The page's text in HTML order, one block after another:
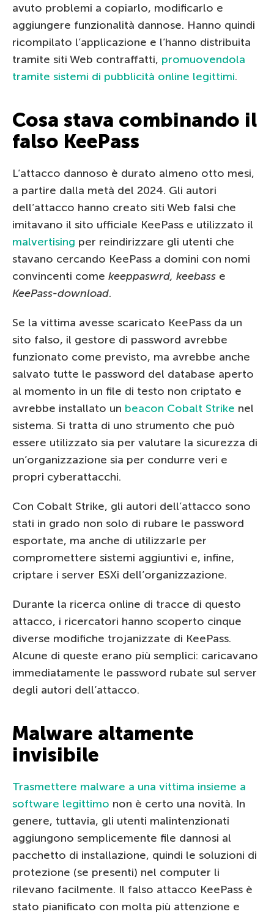
avuto problemi a copiarlo, modificarlo e
aggiungere funzionalità dannose. Hanno quindi
ricompilato l’applicazione e l’hanno distribuita
tramite siti Web contraffatti, promuovendola
tramite sistemi di pubblicità online legittimi.
Cosa stava combinando il
falso KeePass
L’attacco dannoso è durato almeno otto mesi,
a partire dalla metà del 2024. Gli autori
dell’attacco hanno creato siti Web falsi che
imitavano il sito ufficiale KeePass e utilizzato il
malvertising per reindirizzare gli utenti che
stavano cercando KeePass a domini con nomi
convincenti come keeppaswrd, keebass e
KeePass-download.
Se la vittima avesse scaricato KeePass da un
sito falso, il gestore di password avrebbe
funzionato come previsto, ma avrebbe anche
salvato tutte le password del database aperto
al momento in un file di testo non criptato e
avrebbe installato un beacon Cobalt Strike nel
sistema. Si tratta di uno strumento che può
essere utilizzato sia per valutare la sicurezza di
un’organizzazione sia per condurre veri e
propri cyberattacchi.
Con Cobalt Strike, gli autori dell’attacco sono
stati in grado non solo di rubare le password
esportate, ma anche di utilizzarle per
compromettere sistemi aggiuntivi e, infine,
criptare i server ESXi dell’organizzazione.
Durante la ricerca online di tracce di questo
attacco, i ricercatori hanno scoperto cinque
diverse modifiche trojanizzate di KeePass.
Alcune di queste erano più semplici: caricavano
immediatamente le password rubate sul server
degli autori dell’attacco.
Malware altamente
invisibile
Trasmettere malware a una vittima insieme a
software legittimo non è certo una novità. In
genere, tuttavia, gli utenti malintenzionati
aggiungono semplicemente file dannosi al
pacchetto di installazione, quindi le soluzioni di
protezione (se presenti) nel computer li
rilevano facilmente. Il falso attacco KeePass è
stato pianificato con molta più attenzione e